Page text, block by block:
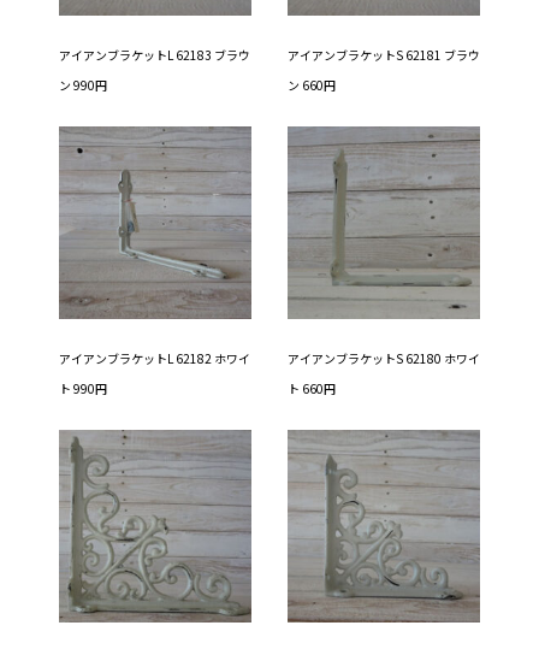
アイアンブラケットL 62183 ブラウ
ン 990円
アイアンブラケットS 62181 ブラウ
ン 660円
アイアンブラケットL 62182 ホワイ
ト 990円
アイアンブラケットS 62180 ホワイ
ト 660円